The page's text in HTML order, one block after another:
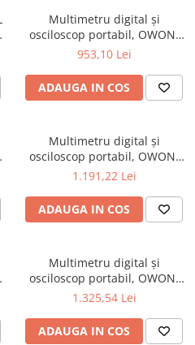
Multimetru digital și
osciloscop portabil, OWON,
HDS242, 200mV-1kV, 200mA-
953,10 Lei
ADAUGA IN COS
Multimetru digital și
osciloscop portabil, OWON,
HDS272, 200mV-1kV, 200mA-
1.191,22 Lei
ADAUGA IN COS
Multimetru digital și
osciloscop portabil, OWON,
HDS2102, 200mV-1kV, 200mA-
1.325,54 Lei
ADAUGA IN COS